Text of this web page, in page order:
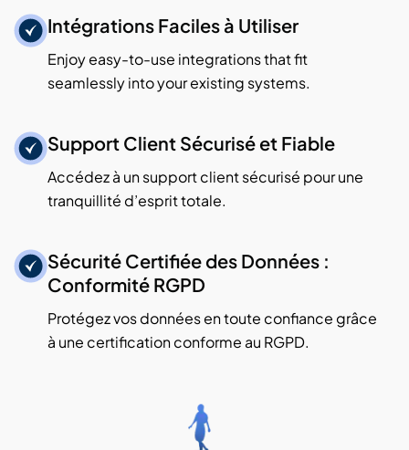
Intégrations Faciles à Utiliser
Enjoy easy-to-use integrations that fit
seamlessly into your existing systems.
Support Client Sécurisé et Fiable
Accédez à un support client sécurisé pour une
tranquillité d’esprit totale.
Sécurité Certifiée des Données :
Conformité RGPD
Protégez vos données en toute confiance grâce
à une certification conforme au RGPD.